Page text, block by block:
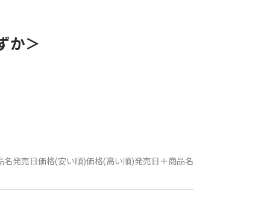
か＞
名発売日価格(安い順)価格(高い順)発売日＋商品名